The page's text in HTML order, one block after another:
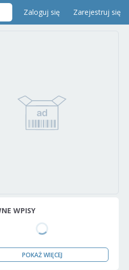
Zaloguj się Zarejestruj się
WPISY
POKAŻ WIĘCEJ